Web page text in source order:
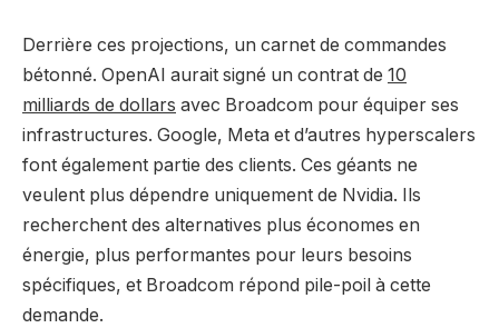
Derrière ces projections, un carnet de commandes
bétonné. OpenAI aurait signé un contrat de 10
milliards de dollars avec Broadcom pour équiper ses
infrastructures. Google, Meta et d’autres hyperscalers
font également partie des clients. Ces géants ne
veulent plus dépendre uniquement de Nvidia. Ils
recherchent des alternatives plus économes en
énergie, plus performantes pour leurs besoins
spécifiques, et Broadcom répond pile-poil à cette
demande.